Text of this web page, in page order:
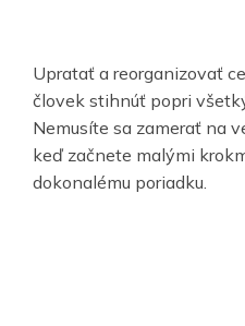
Upratať a reorganizovať
človek stihnúť popri
Nemusíte sa zamerať na
keď začnete malými
dokonalému poriadku.